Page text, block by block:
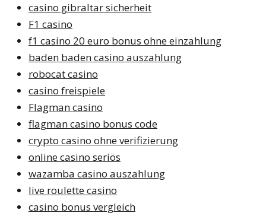
casino gibraltar sicherheit
F1 casino
f1 casino 20 euro bonus ohne einzahlung
baden baden casino auszahlung
robocat casino
casino freispiele
Flagman casino
flagman casino bonus code
crypto casino ohne verifizierung
online casino seriös
wazamba casino auszahlung
live roulette casino
casino bonus vergleich